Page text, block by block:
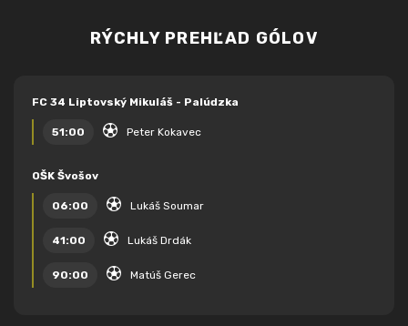
RÝCHLY PREHĽAD GÓLOV
FC 34 Liptovský Mikuláš - Palúdzka
51:00 Peter Kokavec
OŠK Švošov
06:00 Lukáš Soumar
41:00 Lukáš Drdák
90:00 Matúš Gerec